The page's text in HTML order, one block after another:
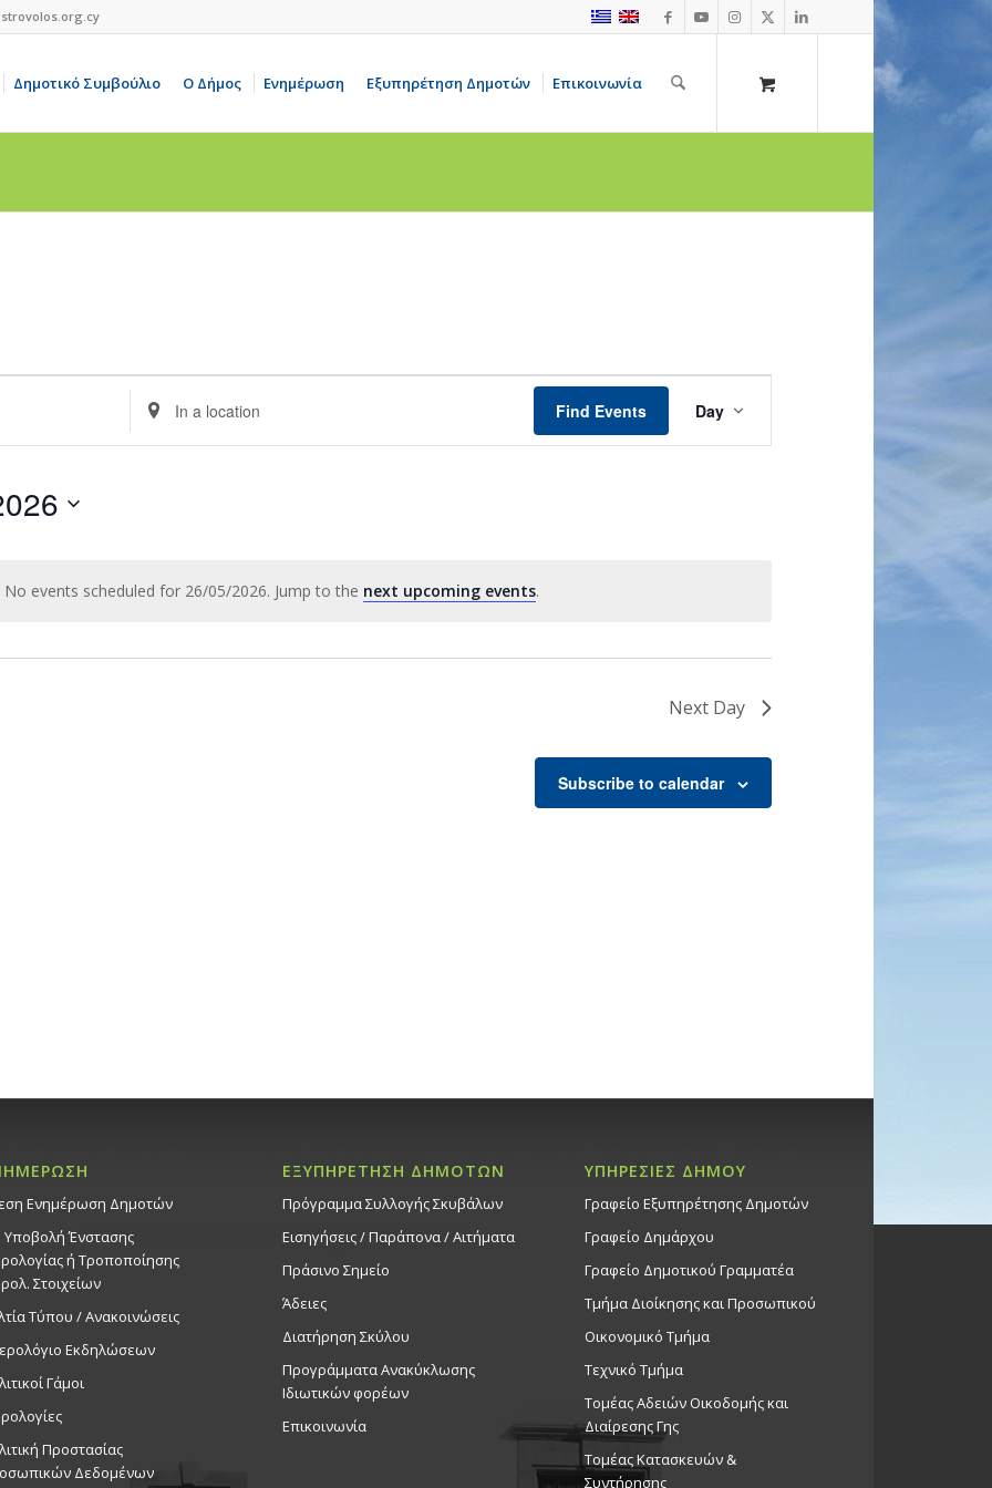
Δημοτικό Συμβούλιο Ο Δήμος Ενημέρωση Εξυπηρέτηση Δημοτών Επικοινωνία
Notice
No events scheduled for 26/05/2026. Jump to the next upcoming events.
Enter
Location.
Search
Find Events
Views
Day
Next Day
Subscribe to calendar
Ενημέρωση Δημοτών
Υποβολή Ένστασης
ή Τροποποίησης
Στοιχείων
Τύπου / Ανακοινώσεις
Εκδηλώσεων
Γάμοι
Προστασίας
Δεδομένων
ΕΞΥΠΗΡΕΤΗΣΗ ΔΗΜΟΤΩΝ
Πρόγραμμα Συλλογής Σκυβάλων
Εισηγήσεις / Παράπονα / Αιτήματα
Πράσινο Σημείο
Άδειες
Διατήρηση Σκύλου
Προγράμματα Ανακύκλωσης
Ιδιωτικών φορέων
Επικοινωνία
ΥΠΗΡΕΣΙΕΣ ΔΗΜΟΥ
Γραφείο Εξυπηρέτησης Δημοτών
Γραφείο Δημάρχου
Γραφείο Δημοτικού Γραμματέα
Τμήμα Διοίκησης και Προσωπικού
Οικονομικό Τμήμα
Τεχνικό Τμήμα
Τομέας Αδειών Οικοδομής και
Διαίρεσης Γης
Τομέας Κατασκευών &
Συντήρησης